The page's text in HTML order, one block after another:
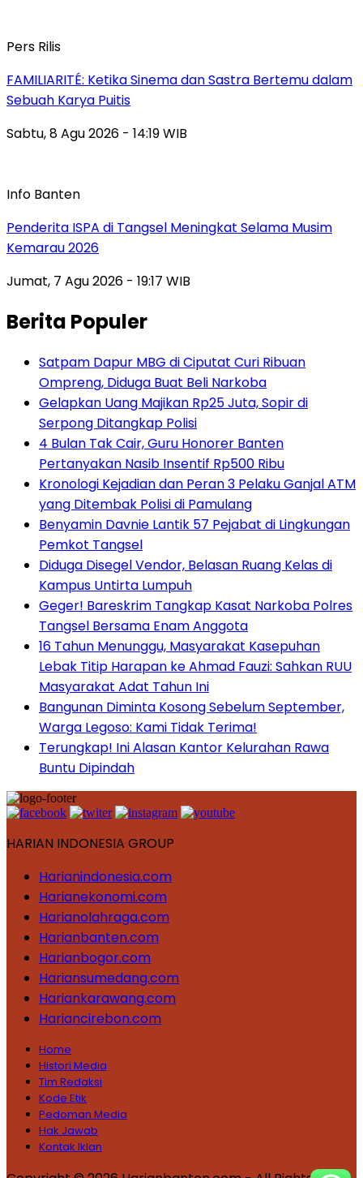
Pers Rilis
FAMILIARITÉ: Ketika Sinema dan Sastra Bertemu dalam
Sebuah Karya Puitis
Sabtu, 8 Agu 2026 - 14:19 WIB
Info Banten
Penderita ISPA di Tangsel Meningkat Selama Musim
Kemarau 2026
Jumat, 7 Agu 2026 - 19:17 WIB
Berita Populer
Satpam Dapur MBG di Ciputat Curi Ribuan
Ompreng, Diduga Buat Beli Narkoba
Gelapkan Uang Majikan Rp25 Juta, Sopir di
Serpong Ditangkap Polisi
4 Bulan Tak Cair, Guru Honorer Banten
Pertanyakan Nasib Insentif Rp500 Ribu
Kronologi Kejadian dan Peran 3 Pelaku Ganjal ATM
yang Ditembak Polisi di Pamulang
Benyamin Davnie Lantik 57 Pejabat di Lingkungan
Pemkot Tangsel
Diduga Disegel Vendor, Belasan Ruang Kelas di
Kampus Untirta Lumpuh
Geger! Bareskrim Tangkap Kasat Narkoba Polres
Tangsel Bersama Enam Anggota
16 Tahun Menunggu, Masyarakat Kasepuhan
Lebak Titip Harapan ke Ahmad Fauzi: Sahkan RUU
Masyarakat Adat Tahun Ini
Bangunan Diminta Kosong Sebelum September,
Warga Legoso: Kami Tidak Terima!
Terungkap! Ini Alasan Kantor Kelurahan Rawa
Buntu Dipindah
HARIAN INDONESIA GROUP
Harianindonesia.com
Harianekonomi.com
Harianolahraga.com
Harianbanten.com
Harianbogor.com
Hariansumedang.com
Hariankarawang.com
Hariancirebon.com
Home
Histori Media
Tim Redaksi
Kode Etik
Pedoman Media
Hak Jawab
Kontak Iklan